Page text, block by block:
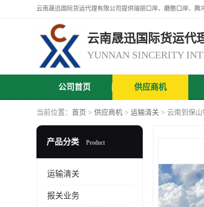
云南晟迅国际货运代
公司首页 供应商机
当前位置： 首页 > 供应商机 > 运输清关 > 云南到保
产品分类 Product
运输清关
报关业务